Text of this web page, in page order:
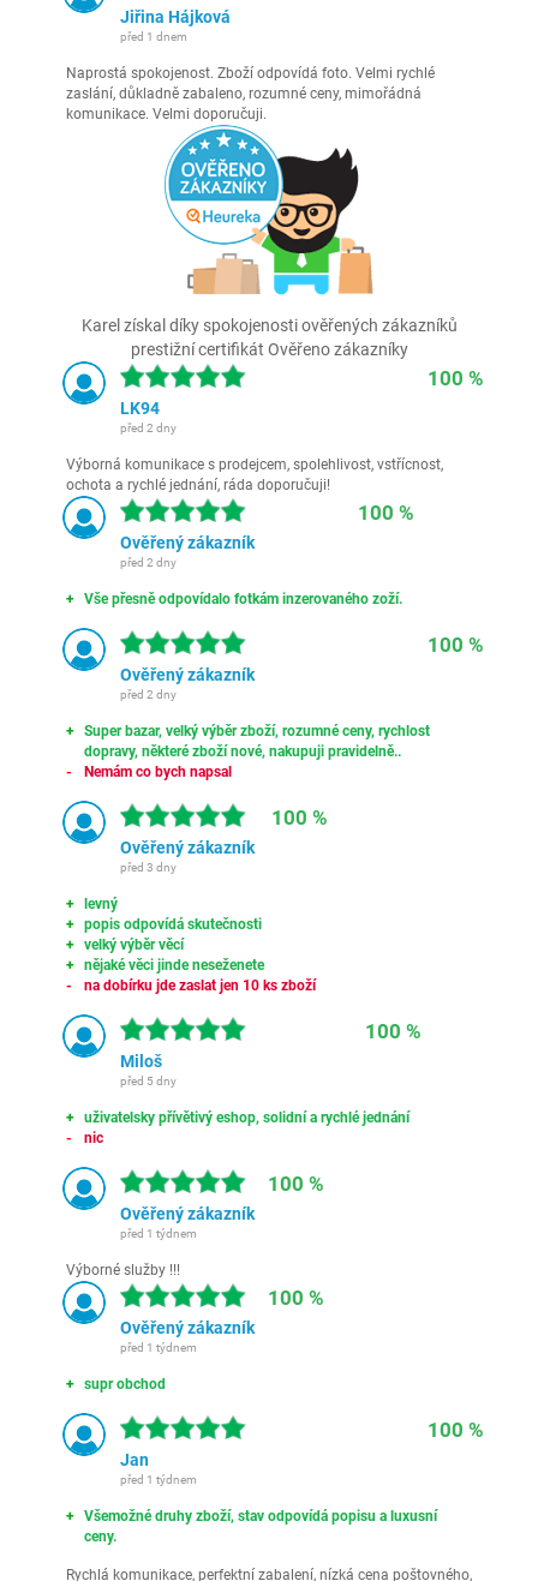
Jiřina Hájková
před 1 dnem
Naprostá spokojenost. Zboží odpovídá foto. Velmi rychlé
zaslání, důkladně zabaleno, rozumné ceny, mimořádná
komunikace. Velmi doporučuji.
Karel získal díky spokojenosti ověřených zákazníků
prestižní certifikát Ověřeno zákazníky
100 %
LK94
před 2 dny
Výborná komunikace s prodejcem, spolehlivost, vstřícnost,
ochota a rychlé jednání, ráda doporučuji!
100 %
Ověřený zákazník
před 2 dny
Vše přesně odpovídalo fotkám inzerovaného zoží.
100 %
Ověřený zákazník
před 2 dny
Super bazar, velký výběr zboží, rozumné ceny, rychlost
dopravy, některé zboží nové, nakupuji pravidelně..
Nemám co bych napsal
100 %
Ověřený zákazník
před 3 dny
levný
popis odpovídá skutečnosti
velký výběr věcí
nějaké věci jinde neseženete
na dobírku jde zaslat jen 10 ks zboží
100 %
Miloš
před 5 dny
uživatelsky přívětivý eshop, solidní a rychlé jednání
nic
100 %
Ověřený zákazník
před 1 týdnem
Výborné služby !!!
100 %
Ověřený zákazník
před 1 týdnem
supr obchod
100 %
Jan
před 1 týdnem
Všemožné druhy zboží, stav odpovídá popisu a luxusní
ceny.
Rychlá komunikace, perfektní zabalení, nízká cena poštovného,